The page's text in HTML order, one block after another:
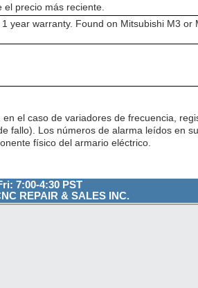
precio más reciente.
year warranty. Found on Mitsubishi M3 or
en el caso de variadores de frecuencia,
fallo). Los números de alarma leídos en
físico del armario eléctrico.
7:00-4:30 PST
REPAIR & SALES INC.